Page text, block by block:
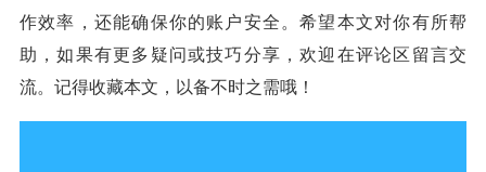
作效率，还能确保你的账户安全。希望本文对你有所帮
助，如果有更多疑问或技巧分享，欢迎在评论区留言交
流。记得收藏本文，以备不时之需哦！